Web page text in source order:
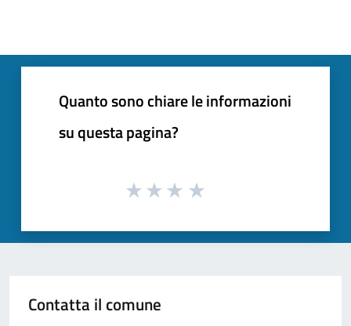
Quanto sono chiare le informazioni
su questa pagina?
Contatta il comune